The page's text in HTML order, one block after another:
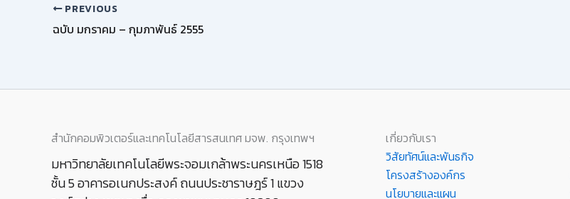
PREVIOUS
ฉบับ มกราคม – กุมภาพันธ์ 2555
สำนักคอมพิวเตอร์และเทคโนโลยีสารสนเทศ มจพ. กรุงเทพฯ
มหาวิทยาลัยเทคโนโลยีพระจอมเกล้าพระนครเหนือ 1518
ชั้น 5 อาคารอเนกประสงค์ ถนนประชาราษฎร์ 1 แขวง
เกี่ยวกับเรา
วิสัยทัศน์และพันธกิจ
โครงสร้างองค์กร
นโยบายและแผน